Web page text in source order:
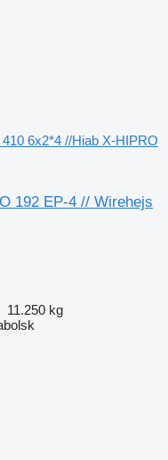
6x2*4 //Hiab X-HIPRO
192 EP-4 // Wirehejs
11.250 kg